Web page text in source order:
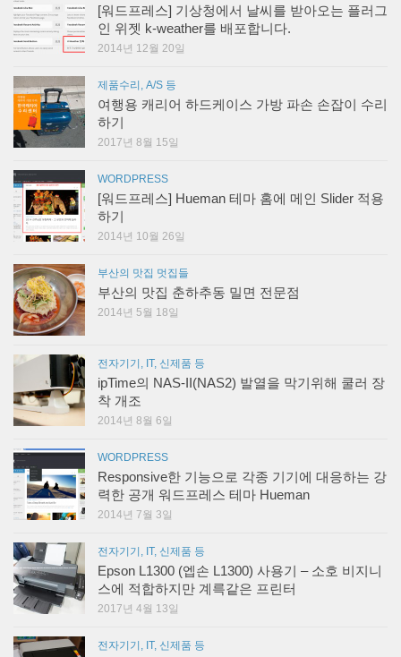
[워드프레스] 기상청에서 날씨를 받아오는 플러그
인 위젯 k-weather를 배포합니다.
2014년 12월 20일
제품수리, A/S 등
여행용 캐리어 하드케이스 가방 파손 손잡이 수리
하기
2017년 8월 15일
WORDPRESS
[워드프레스] Hueman 테마 홈에 메인 Slider 적용
하기
2014년 10월 26일
부산의 맛집 멋집들
부산의 맛집 춘하추동 밀면 전문점
2014년 5월 18일
전자기기, IT, 신제품 등
ipTime의 NAS-II(NAS2) 발열을 막기위해 쿨러 장
착 개조
2014년 8월 6일
WORDPRESS
Responsive한 기능으로 각종 기기에 대응하는 강
력한 공개 워드프레스 테마 Hueman
2014년 7월 3일
전자기기, IT, 신제품 등
Epson L1300 (엡손 L1300) 사용기 – 소호 비지니
스에 적합하지만 계륵같은 프린터
2017년 4월 13일
전자기기, IT, 신제품 등